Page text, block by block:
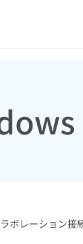
ボレーション接